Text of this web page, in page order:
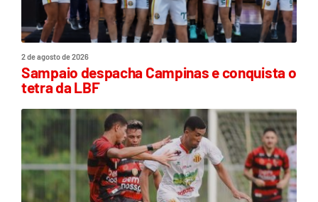
2 de agosto de 2026
Sampaio despacha Campinas e conquista o
tetra da LBF